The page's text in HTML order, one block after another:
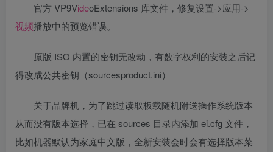
官方 VP9VideoExtensions 库文件，修复设置->应用->
视频播放中的预览错误。
原版 ISO 内置的密钥无改动，有数字权利的安装之后记
得改成公共密钥（sourcesproduct.ini）
关于品牌机，为了跳过读取板载随机附送操作系统版本
从而没有版本选择，已在 sources 目录内添加 ei.cfg 文件，
比如机器默认为家庭中文版，全新安装会时会有选择版本菜